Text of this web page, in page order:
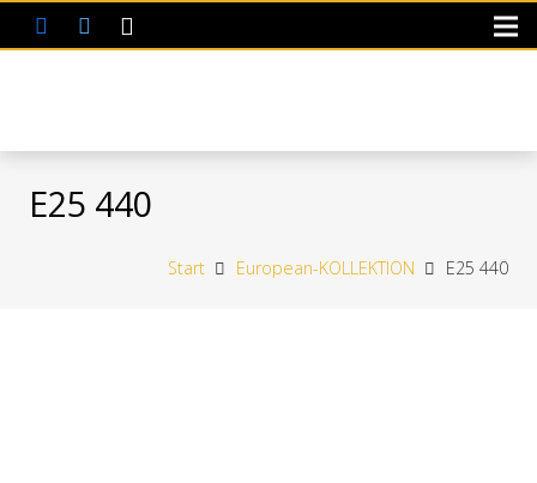
E25 440
Start European-KOLLEKTION E25 440